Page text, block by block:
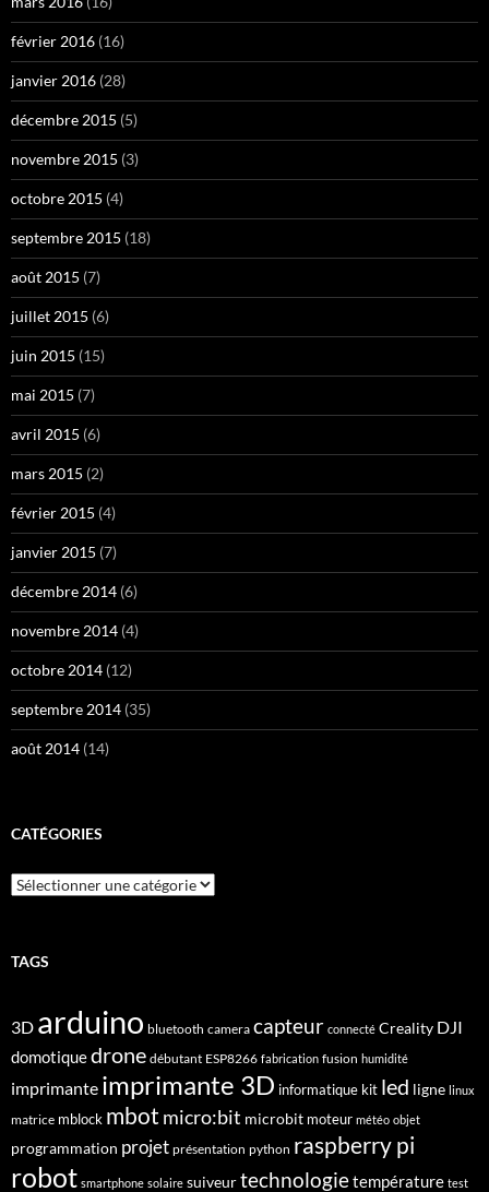
février 2016 (16)
janvier 2016 (28)
décembre 2015 (5)
novembre 2015 (3)
octobre 2015 (4)
septembre 2015 (18)
août 2015 (7)
juillet 2015 (6)
juin 2015 (15)
mai 2015 (7)
avril 2015 (6)
mars 2015 (2)
février 2015 (4)
janvier 2015 (7)
décembre 2014 (6)
novembre 2014 (4)
octobre 2014 (12)
septembre 2014 (35)
août 2014 (14)
CATÉGORIES
Catégories
TAGS
3D arduino bluetooth camera capteur connecté Creality DJI
domotiquedrone débutant ESP8266 fabrication fusion humidité
imprimante imprimante 3D informatique kit led ligne linux
matrice mblock mbot micro:bit microbit moteur météo objet
programmation projet présentation python raspberry pi
robot smartphone solaire suiveurtechnologietempérature test